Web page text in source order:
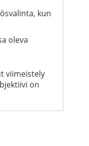
kun
oleva
viimeistely
on